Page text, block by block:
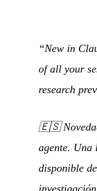
“New in
of all your
research
🇪🇸
agente. Una
disponible